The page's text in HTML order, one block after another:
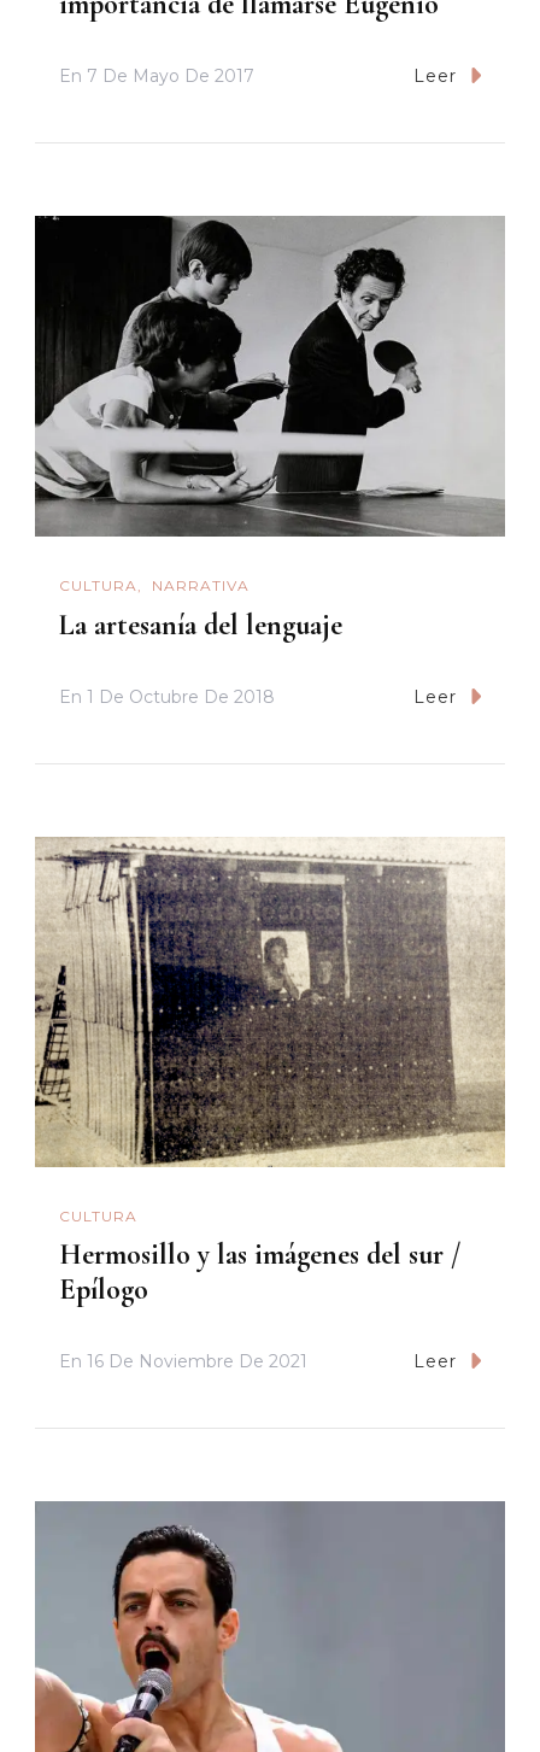
En 7 De Mayo De 2017 Leer
CULTURA NARRATIVA
La artesanía del lenguaje
En 1 De Octubre De 2018 Leer
CULTURA
Hermosillo y las imágenes del sur /
Epílogo
En 16 De Noviembre De 2021 Leer